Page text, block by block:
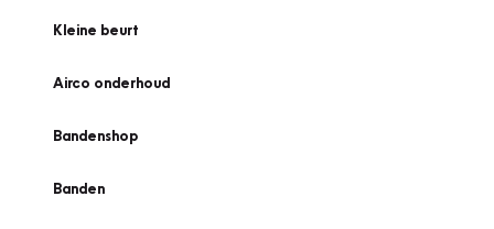
Kleine beurt
Airco onderhoud
Bandenshop
Banden